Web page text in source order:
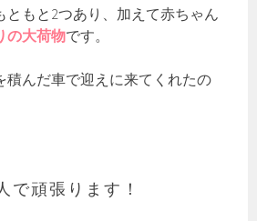
ともと2つあり、加えて赤ちゃん
の大荷物です。
積んだ車で迎えに来てくれたの
で頑張ります！